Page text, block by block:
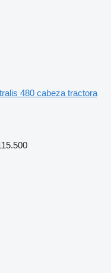
480 cabeza tractora